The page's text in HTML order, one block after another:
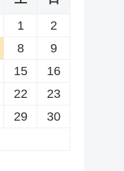
1
2
8
9
15
16
22
23
29
30